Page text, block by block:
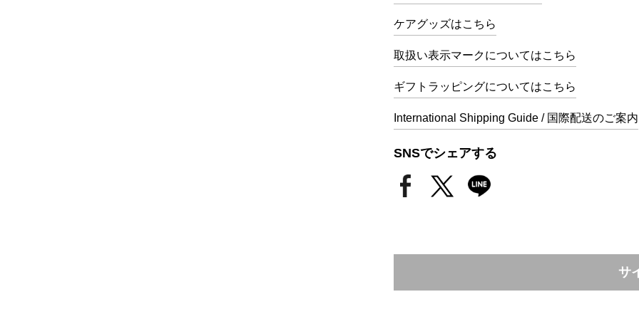
ケアグッズはこちら
取扱い表示マークについてはこちら
ギフトラッピングについてはこちら
International Shipping Guide / 国際配送のご案内
SNSでシェアする
サ